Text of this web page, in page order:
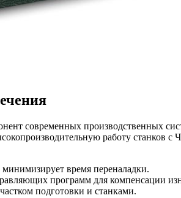
современных производственных
работу станков
время переналадки.
программ для компенсации
подготовки и станками.